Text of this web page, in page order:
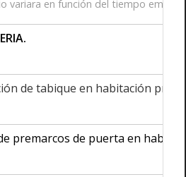
variara en función del tiempo
de tabique en habitación
premarcos de puerta en